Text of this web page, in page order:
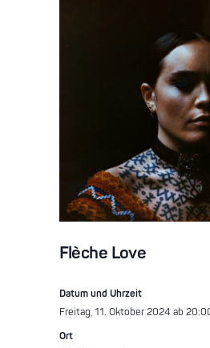
Flèche Love
Datum und Uhrzeit
Freitag, 11. Oktober 2024 ab
Ort